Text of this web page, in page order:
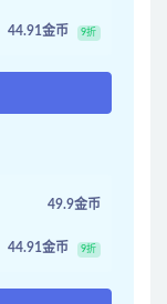
44.91金币 9折
49.9金币
44.91金币 9折